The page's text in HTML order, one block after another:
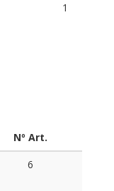
1
Nº Art.
6